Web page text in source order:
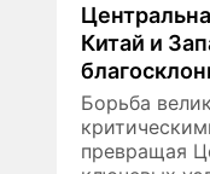
Китай и
Борьба
превращая